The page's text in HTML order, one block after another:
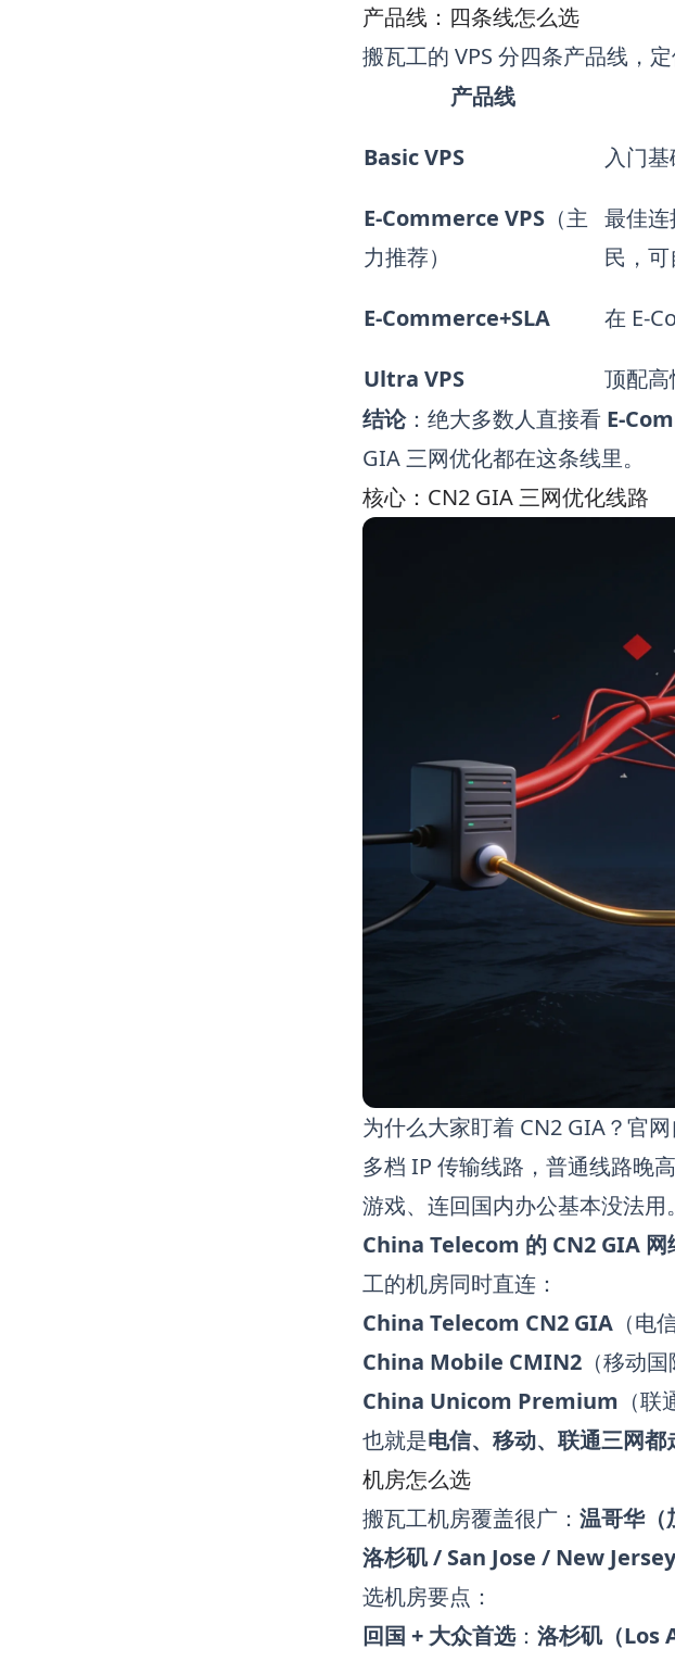
产品线：四条线怎么选
搬瓦工的 VPS 分四条产品线，
产品线
Basic VPS 入门
E-Commerce VPS （主
力推荐）
最佳
民，
E-Commerce+SLA 在 E-
Ultra VPS
顶配
结论：绝大多数人直接看 E-
GIA 三网优化都在这条线里。
核心：CN2 GIA 三网优化线路
为什么大家盯着 CN2 GIA？官
多档 IP 传输线路，普通线路晚
游戏、连回国内办公基本没法用。
China Telecom 的 CN2 GIA 网
工的机房同时直连：
China Telecom CN2 GIA （电
China Mobile CMIN2 （移动
China Unicom Premium （联
也就是电信、移动、联通三网都
机房怎么选
搬瓦工机房覆盖很广： 温哥华
洛杉矶 / San Jose / New
选机房要点：
回国 + 大众首选： 洛杉矶（Los